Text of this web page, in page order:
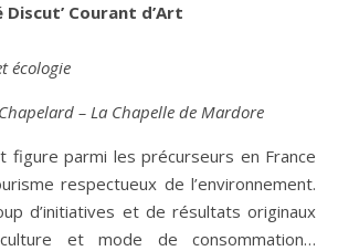
Discut’ Courant d’Art
écologie
– La Chapelle de Mardore
figure parmi les précurseurs en France
respectueux de l’environnement.
d’initiatives et de résultats originaux
et mode de consommation…